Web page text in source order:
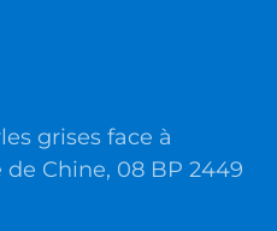
grises face à
de Chine, 08 BP 2449